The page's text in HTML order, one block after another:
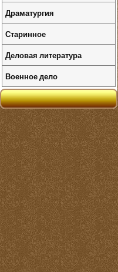
Драматургия
Старинное
Деловая литература
Военное дело